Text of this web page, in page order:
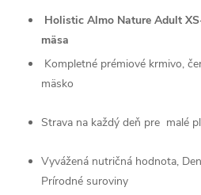
Holistic Almo Nature Adult
mäsa
Kompletné prémiové krmivo,
mäsko
Strava na každý deň pre malé
Vyvážená nutričná hodnota,
Prírodné suroviny